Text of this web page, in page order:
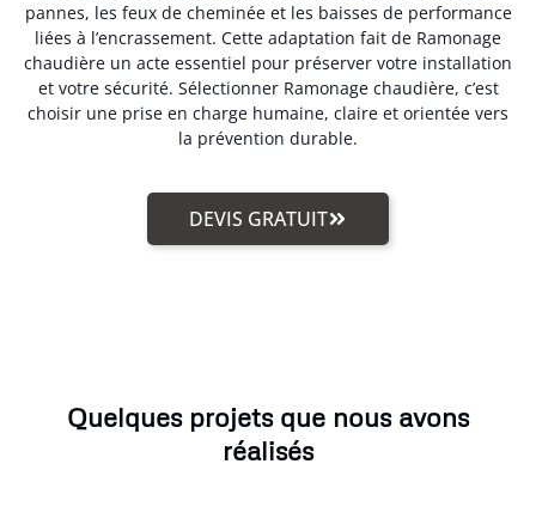
pannes, les feux de cheminée et les baisses de performance
liées à l’encrassement. Cette adaptation fait de Ramonage
chaudière un acte essentiel pour préserver votre installation
et votre sécurité. Sélectionner Ramonage chaudière, c’est
choisir une prise en charge humaine, claire et orientée vers
la prévention durable.
DEVIS GRATUIT
Quelques projets que nous avons
réalisés